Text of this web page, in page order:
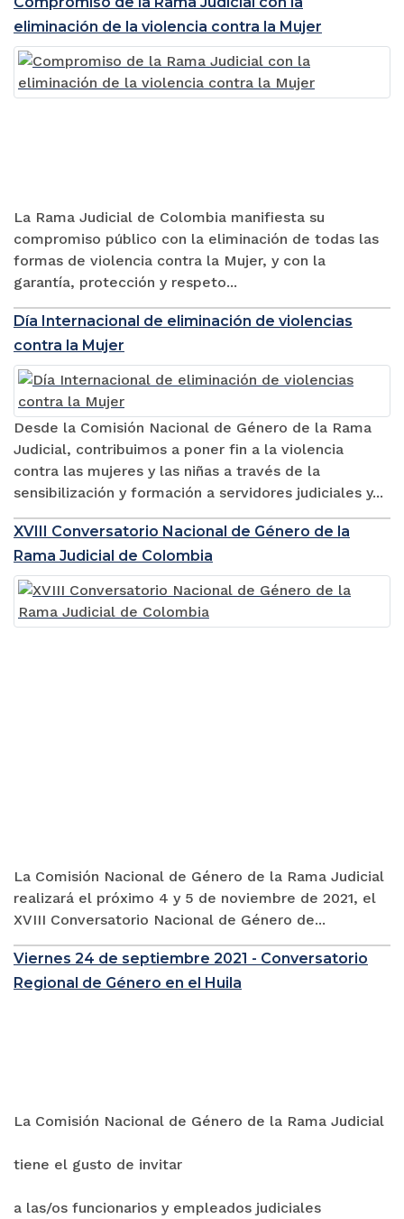
eliminación de la violencia contra la Mujer
La Rama Judicial de Colombia manifiesta su
compromiso público con la eliminación de todas las
formas de violencia contra la Mujer, y con la
garantía, protección y respeto...
Día Internacional de eliminación de violencias
contra la Mujer
Desde la Comisión Nacional de Género de la Rama
Judicial, contribuimos a poner fin a la violencia
contra las mujeres y las niñas a través de la
sensibilización y formación a servidores judiciales y...
XVIII Conversatorio Nacional de Género de la
Rama Judicial de Colombia
La Comisión Nacional de Género de la Rama Judicial
realizará el próximo 4 y 5 de noviembre de 2021, el
XVIII Conversatorio Nacional de Género de...
Viernes 24 de septiembre 2021 - Conversatorio
Regional de Género en el Huila
La Comisión Nacional de Género de la Rama Judicial
tiene el gusto de invitar
a las/os funcionarios y empleados judiciales